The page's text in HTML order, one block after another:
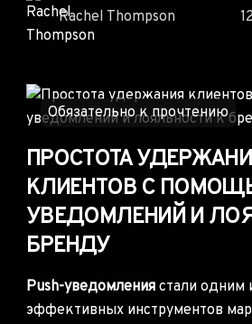
Rachel Thompson
Обязательно к прочтению
ПРОСТОТА
КЛИЕНТОВ С
УВЕДОМЛЕНИЙ И
БРЕНДУ
Push-уведомления стали одним
эффективных инструментов